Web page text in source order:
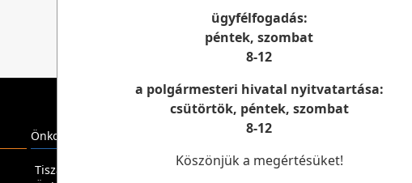
Önkormányzati oldalak
Tiszaújváros Város oldala
Államigazgatási oldalak
Államkincstár
ügyfélfogadás:
péntek, szombat
8-12
a polgármesteri hivatal nyitvatartása:
csütörtök, péntek, szombat
8-12
Köszönjük a megértésüket!